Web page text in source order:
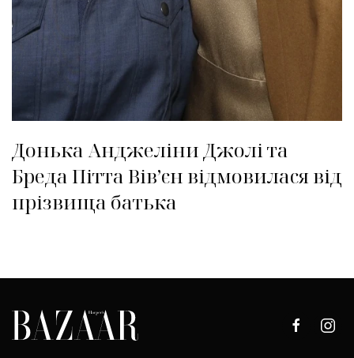
Донька Анджеліни Джолі та
Бреда Пітта Вів’єн відмовилася від
прізвища батька